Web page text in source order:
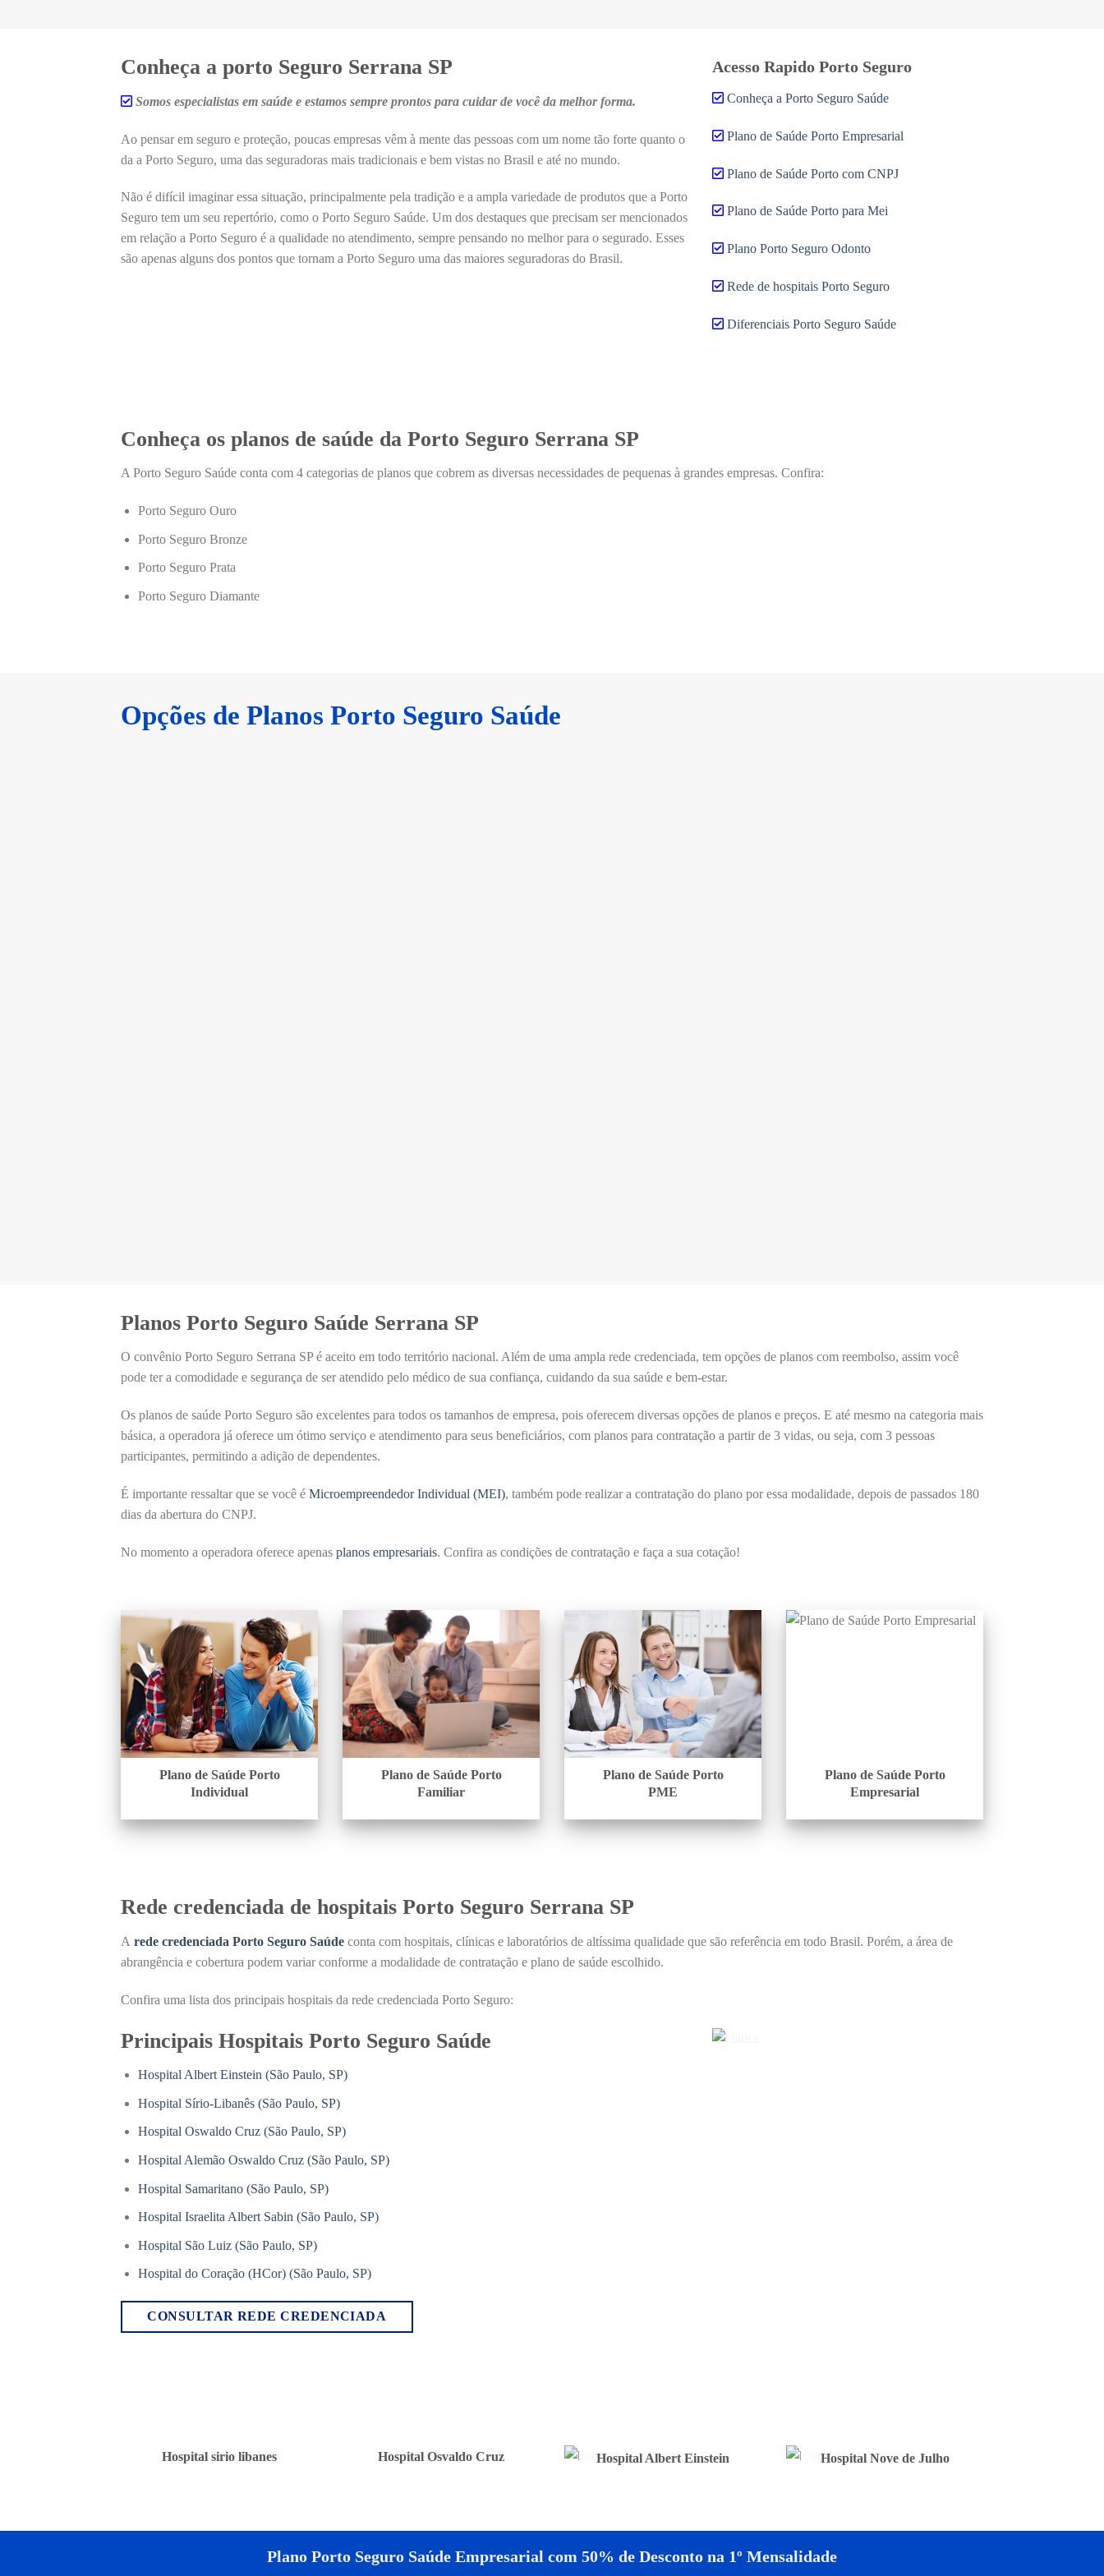
Conheça a porto Seguro Serrana SP
Somos especialistas em saúde e estamos sempre prontos para cuidar de você da melhor forma.
Ao pensar em seguro e proteção, poucas empresas vêm à mente das pessoas com um nome tão forte quanto o
da a Porto Seguro, uma das seguradoras mais tradicionais e bem vistas no Brasil e até no mundo.
Não é difícil imaginar essa situação, principalmente pela tradição e a ampla variedade de produtos que a Porto
Seguro tem um seu repertório, como o Porto Seguro Saúde. Um dos destaques que precisam ser mencionados
em relação a Porto Seguro é a qualidade no atendimento, sempre pensando no melhor para o segurado. Esses
são apenas alguns dos pontos que tornam a Porto Seguro uma das maiores seguradoras do Brasil.
Acesso Rapido Porto Seguro
Conheça a Porto Seguro Saúde
Plano de Saúde Porto Empresarial
Plano de Saúde Porto com CNPJ
Plano de Saúde Porto para Mei
Plano Porto Seguro Odonto
Rede de hospitais Porto Seguro
Diferenciais Porto Seguro Saúde
Conheça os planos de saúde da Porto Seguro Serrana SP
A Porto Seguro Saúde conta com 4 categorias de planos que cobrem as diversas necessidades de pequenas à grandes empresas. Confira:
Porto Seguro Ouro
Porto Seguro Bronze
Porto Seguro Prata
Porto Seguro Diamante
Opções de Planos Porto Seguro Saúde
Planos Porto Seguro Saúde Serrana SP
O convênio Porto Seguro Serrana SP é aceito em todo território nacional. Além de uma ampla rede credenciada, tem opções de planos com reembolso, assim você
pode ter a comodidade e segurança de ser atendido pelo médico de sua confiança, cuidando da sua saúde e bem-estar.
Os planos de saúde Porto Seguro são excelentes para todos os tamanhos de empresa, pois oferecem diversas opções de planos e preços. E até mesmo na categoria mais
básica, a operadora já oferece um ótimo serviço e atendimento para seus beneficiários, com planos para contratação a partir de 3 vidas, ou seja, com 3 pessoas
participantes, permitindo a adição de dependentes.
É importante ressaltar que se você é Microempreendedor Individual (MEI), também pode realizar a contratação do plano por essa modalidade, depois de passados 180
dias da abertura do CNPJ.
No momento a operadora oferece apenas planos empresariais. Confira as condições de contratação e faça a sua cotação!
Plano de Saúde Porto
Individual
Plano de Saúde Porto
Familiar
Plano de Saúde Porto
PME
Plano de Saúde Porto
Empresarial
Rede credenciada de hospitais Porto Seguro Serrana SP
A rede credenciada Porto Seguro Saúde conta com hospitais, clínicas e laboratórios de altíssima qualidade que são referência em todo Brasil. Porém, a área de
abrangência e cobertura podem variar conforme a modalidade de contratação e plano de saúde escolhido.
Confira uma lista dos principais hospitais da rede credenciada Porto Seguro:
Principais Hospitais Porto Seguro Saúde
Hospital Albert Einstein (São Paulo, SP)
Hospital Sírio-Libanês (São Paulo, SP)
Hospital Oswaldo Cruz (São Paulo, SP)
Hospital Alemão Oswaldo Cruz (São Paulo, SP)
Hospital Samaritano (São Paulo, SP)
Hospital Israelita Albert Sabin (São Paulo, SP)
Hospital São Luiz (São Paulo, SP)
Hospital do Coração (HCor) (São Paulo, SP)
CONSULTAR REDE CREDENCIADA
Hospital sirio libanes Hospital Osvaldo Cruz Hospital Albert Einstein Hospital Nove de Julho
Plano Porto Seguro Saúde Empresarial com 50% de Desconto na 1º Mensalidade